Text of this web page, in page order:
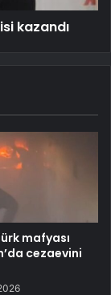
kazandı
mafyası
cezaevini